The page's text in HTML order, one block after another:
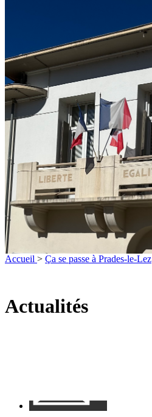
Accueil > Ça se passe à Prades-le-Lez
Actualités